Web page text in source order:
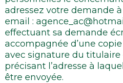
adressez votre demande à
email :
effectuant sa demande
accompagnée d’une
avec signature du titulaire
précisant l’adresse à
être envoyée.